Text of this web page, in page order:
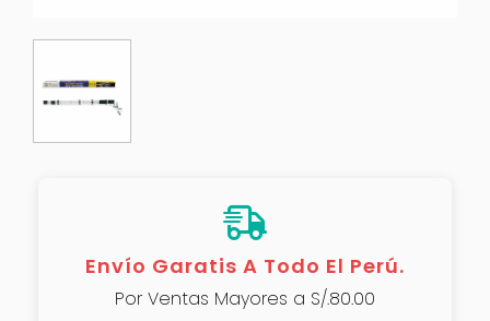
Envío Garatis A Todo El Perú.
Por Ventas Mayores a S/.80.00